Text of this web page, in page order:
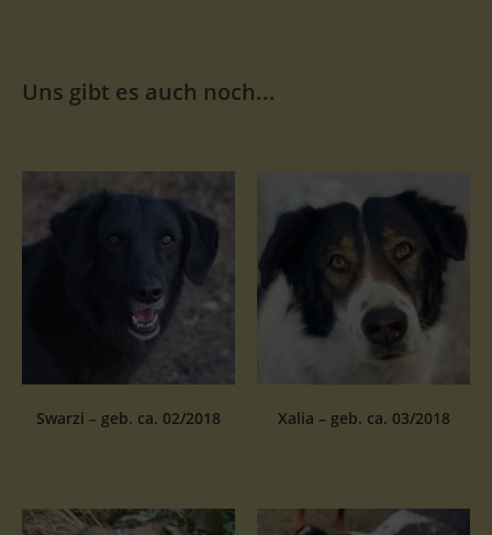
Uns gibt es auch noch...
Swarzi – geb. ca. 02/2018 Xalia – geb. ca. 03/2018